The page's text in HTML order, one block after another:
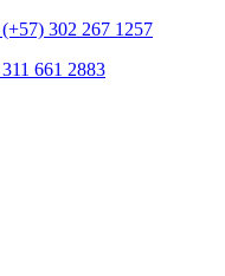
(+57) 302 267 1257
661 2883